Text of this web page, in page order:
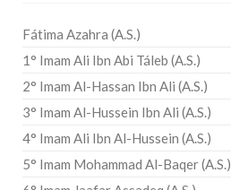
Fátima Azahra (A.S.)
1° Imam Ali Ibn Abi Táleb (A.S.)
2° Imam Al-Hassan Ibn Ali (A.S.)
3° Imam Al-Hussein Ibn Ali (A.S.)
4° Imam Ali Ibn Al-Hussein (A.S.)
5° Imam Mohammad Al-Baqer (A.S.)